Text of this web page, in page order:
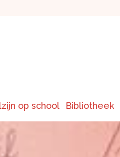
op school Bibliotheek